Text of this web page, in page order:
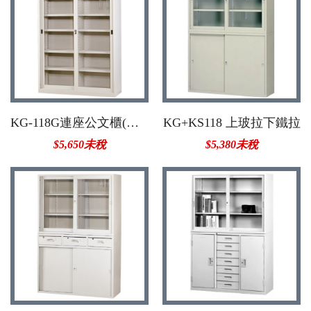
KG-118G連座公文櫃(中隔)
$5,650未稅
KG+KS118 上玻拉下鐵拉
$5,380未稅